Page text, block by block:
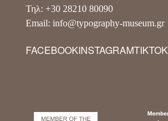
Τηλ: +30 28210 80090
Email: info@typography-museum.gr
FACEBOOKINSTAGRAMTIKTOK